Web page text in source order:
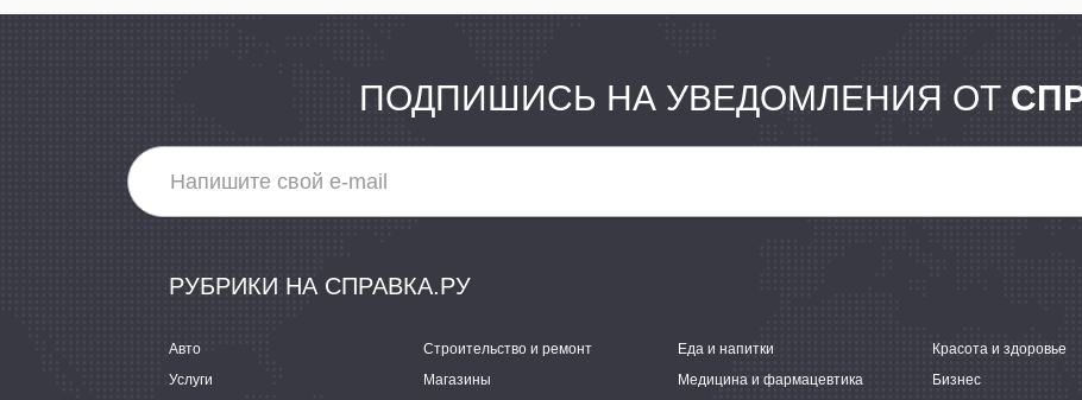
ПОДПИШИСЬ НА УВЕДОМЛЕНИЯ ОТ
РУБРИКИ НА СПРАВКА.РУ
Авто Строительство и ремонт Еда и напитки Красота и здоровье
Услуги
Магазины Медицина и фармацевтика Бизнес